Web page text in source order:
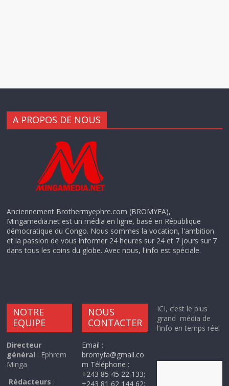
A PROPOS DE NOUS
Anciennement Brothermyephre.com (BROMYFA),
Mingamedia.net est un média en ligne, basé en République
démocratique du Congo. Nous sommes la vocation, l'ambition
et la passion de vous informer 24 heures sur 24 et 7 jours sur 7
dans tous les coins du globe. Avec nous, l'info est spéciale.
NOTRE
EQUIPE
Directeur
général : Ephrem
Minga
Rédacteurs :
NOUS
CONTACTER
Email :
bromyfa@gmail.co
m Téléphone :
+243 85 45 22 133;
+243 81 62 144 62;
ICI, c’est le plus
grand média de
l’info en temps réel